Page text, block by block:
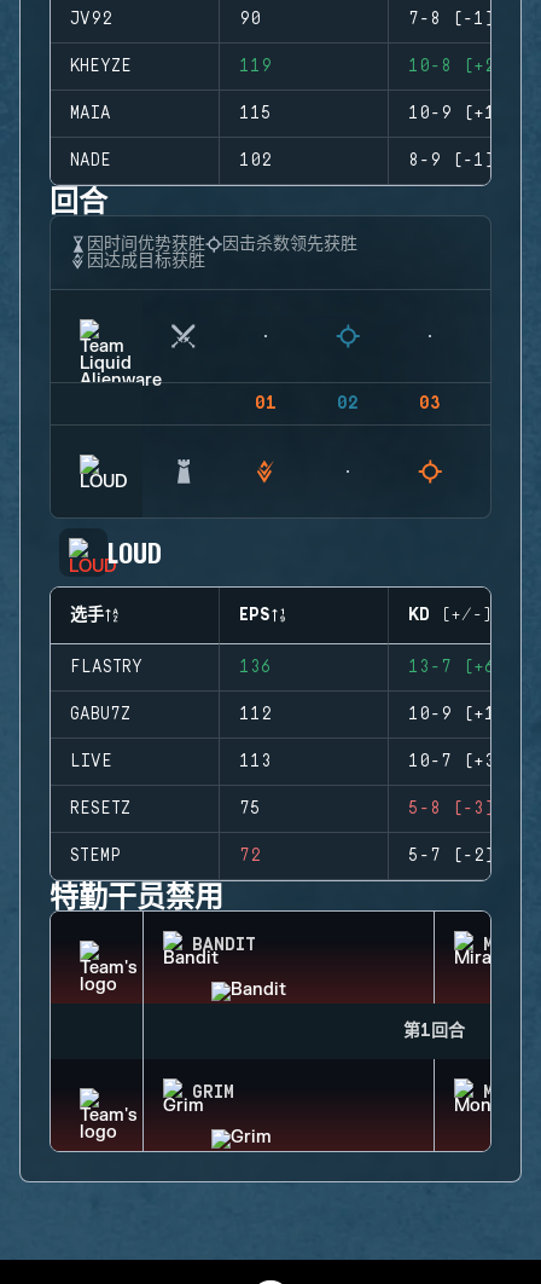
JV92 90 7-8 (-1)
KHEYZE 119 10-8 (+2)
MAIA 115 10-9 (+1)
NADE 102 8-9 (-1)
回合
因时间优势获胜
因击杀数领先获胜
因达成目标获胜
01 02 03
LOUD
选手 EPS KD (+/-)
FLASTRY 136 13-7 (+6)
GABU7Z 112 10-9 (+1)
LIVE 113 10-7 (+3)
RESETZ 75 5-8 (-3)
STEMP 72 5-7 (-2)
特勤干员禁用
BANDIT MIRA
第1回合
GRIM